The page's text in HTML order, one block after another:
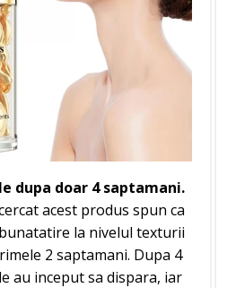
dupa doar 4 saptamani.
acest produs spun ca
la nivelul texturii
2 saptamani. Dupa 4
au inceput sa dispara, iar